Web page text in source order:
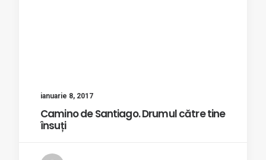
ianuarie 8, 2017
Camino de Santiago. Drumul către tine
însuți